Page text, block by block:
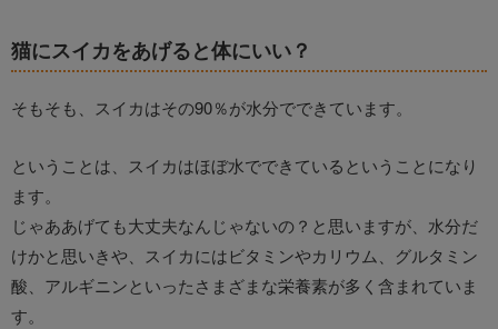
猫にスイカをあげると体にいい？
そもそも、スイカはその90％が水分でできています。
ということは、スイカはほぼ水でできているということになり
ます。
じゃああげても大丈夫なんじゃないの？と思いますが、水分だ
けかと思いきや、スイカにはビタミンやカリウム、グルタミン
酸、アルギニンといったさまざまな栄養素が多く含まれていま
す。